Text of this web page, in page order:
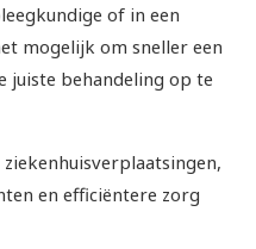
of in een
mogelijk om sneller een
juiste behandeling op te
en efficiëntere zorg